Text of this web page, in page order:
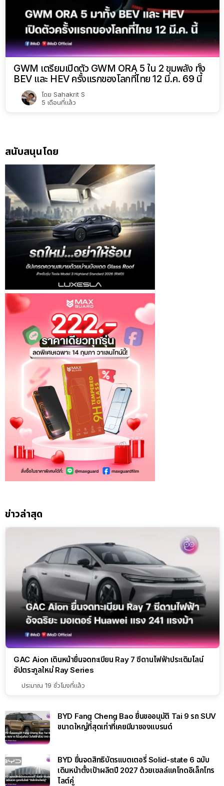
GWM เตรียมเปิดตัว GWM ORA 5 ใน 2 ขุมพลัง ทั้ง
BEV และ HEV ครั้งแรกของโลกที่ไทย 12 มี.ค. 69 นี้
โดย Sahakrit S
5 เดือนที่แล้ว
สนับสนุนโดย
ข่าวล่าสุด
GAC Aion เดินหน้ายื่นจดทะเบียน Ray 7 ซีดานไฟฟ้าประเดิมไลน์
อัปตระกูลใหม่ Ray Series
ประมาณ 19 ชั่วโมงที่แล้ว
BYD Fang Cheng Bao ยื่นขออนุมัติ Tai 9 รถ SUV
ขนาดใหญ่ที่สุดเท่าที่เคยมีมาของแบรนด์
BYD ยื่นจดสิทธิบัตรแบตเตอรี่ Solid-state 6 ฉบับ
เดินหน้าตั้งเป้าผลิตปี 2027 ด้วยเซลล์แคโทดอิเล็กโทร
ไลต์คู่